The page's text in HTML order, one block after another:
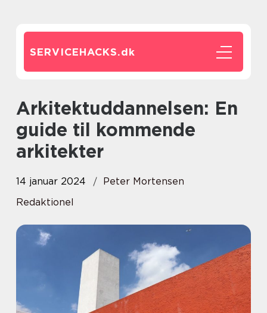
SERVICEHACKS.dk
Arkitektuddannelsen: En
guide til kommende
arkitekter
14 januar 2024
Peter Mortensen
Redaktionel